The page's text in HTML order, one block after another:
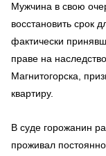
Мужчина в свою
восстановить срок
фактически
праве на
Магнитогорска,
квартиру.
В суде горожанин
проживал